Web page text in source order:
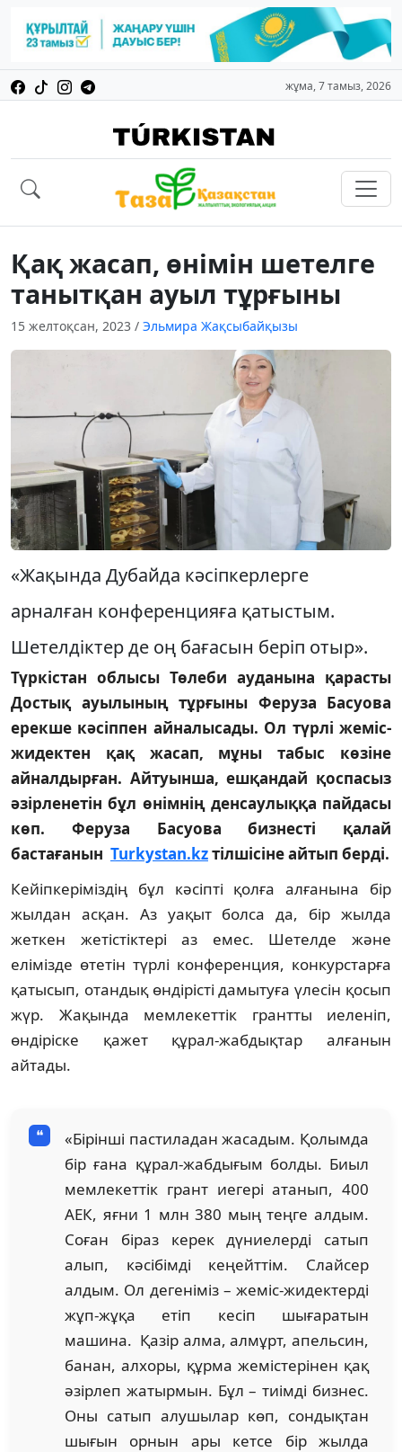
жұма, 7 тамыз, 2026
Қақ жасап, өнімін шетелге
танытқан ауыл тұрғыны
15 желтоқсан, 2023 / Эльмира Жақсыбайқызы
«Жақында Дубайда кәсіпкерлерге
арналған конференцияға қатыстым.
Шетелдіктер де оң бағасын беріп отыр».
Түркістан облысы Төлеби ауданына қарасты
Достық ауылының тұрғыны Феруза Басуова
ерекше кәсіппен айналысады. Ол түрлі жеміс-
жидектен қақ жасап, мұны табыс көзіне
айналдырған. Айтуынша, ешқандай қоспасыз
әзірленетін бұл өнімнің денсаулыққа пайдасы
көп. Феруза Басуова бизнесті қалай
бастағанын Turkystan.kzтілшісіне айтып берді.
Кейіпкеріміздің бұл кәсіпті қолға алғанына бір
жылдан асқан. Аз уақыт болса да, бір жылда
жеткен жетістіктері аз емес. Шетелде және
елімізде өтетін түрлі конференция, конкурстарға
қатысып, отандық өндірісті дамытуға үлесін қосып
жүр. Жақында мемлекеттік грантты иеленіп,
өндіріске қажет құрал-жабдықтар алғанын
айтады.
«Бірінші пастиладан жасадым. Қолымда
бір ғана құрал-жабдығым болды. Биыл
мемлекеттік грант иегері атанып, 400
АЕК, яғни 1 млн 380 мың теңге алдым.
Соған біраз керек дүниелерді сатып
алып, кәсібімді кеңейттім. Слайсер
алдым. Ол дегеніміз – жеміс-жидектерді
жұп-жұқа етіп кесіп шығаратын
машина. Қазір алма, алмұрт, апельсин,
банан, алхоры, құрма жемістерінен қақ
әзірлеп жатырмын. Бұл – тиімді бизнес.
Оны сатып алушылар көп, сондықтан
шығын орнын ары кетсе бір жылда